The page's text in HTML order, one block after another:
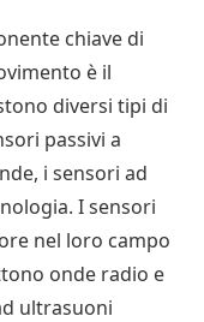
chiave di
è il
diversi tipi di
passivi a
i sensori ad
I sensori
nel loro campo
onde radio e
ultrasuoni